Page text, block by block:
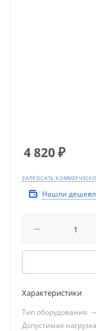
4 820₽
ЗАПРОСИТЬ
Нашли
Характеристики
Тип оборудования
Допустимая